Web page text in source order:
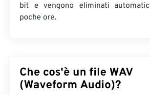
bit e vengono eliminati
poche ore.
Che cos'è un file WAV
(Waveform Audio)?